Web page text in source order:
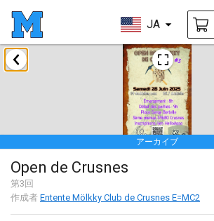
JA
アーカイブ
Open de Crusnes
第3回
作成者 Entente Mölkky Club de Crusnes E=MC2
2025年1月
Tournoi Mixte ASPTTOM
フランス
Indoor Polish Open 2025 - Singles
2025年1月18日|ポーランド
Tournoi de St Max
2025年1月19日|フランス